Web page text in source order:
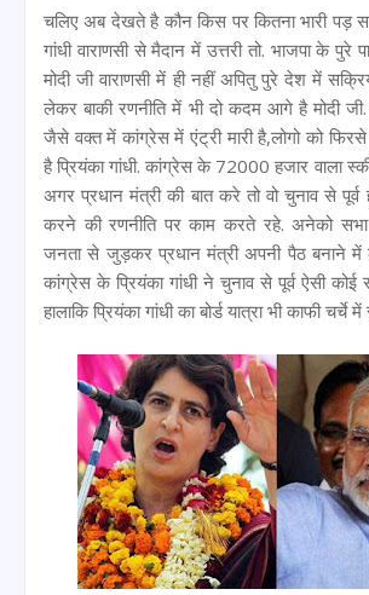
चलिए अब देखते है कौन किस पर कितना भारी पड़
गांधी वाराणसी से मैदान में उत्तरी तो. भाजपा के पुरे
मोदी जी वाराणसी में ही नहीं अपितु पुरे देश में
लेकर बाकी रणनीति में भी दो कदम आगे है मोदी जी.
जैसे वक्त में कांग्रेस में एंट्री मारी है,लोगो को फिरसे
है प्रियंका गांधी. कांग्रेस के 72000 हजार वाला
अगर प्रधान मंत्री की बात करे तो वो चुनाव से
करने की रणनीति पर काम करते रहे. अनेको सभा
जनता से जुड़कर प्रधान मंत्री अपनी पैठ बनाने में
कांग्रेस के प्रियंका गांधी ने चुनाव से पूर्व ऐसी कोई
हालाकि प्रियंका गांधी का बोर्ड यात्रा भी काफी चर्चे में